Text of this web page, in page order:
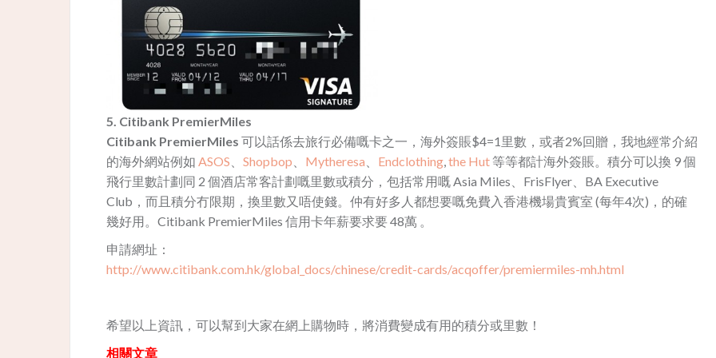
5. Citibank PremierMiles
Citibank PremierMiles 可以話係去旅行必備嘅卡之一，海外簽賬$4=1里數，或者2%回贈，我地經常介紹
的海外網站例如 ASOS Shopbop Mytheresa Endclothing,the Hut 等等都計海外簽賬。積分可以換 9 個
飛行里數計劃同 2 個酒店常客計劃嘅里數或積分，包括常用嘅 Asia Miles、FrisFlyer、BA Executive
Club，而且積分冇限期，換里數又唔使錢。仲有好多人都想要嘅免費入香港機場貴賓室 (每年4次)，的確
幾好用。Citibank PremierMiles 信用卡年薪要求要 48萬 。
申請網址：
http://www.citibank.com.hk/global_docs/chinese/credit-cards/acqoffer/premiermiles-mh.html
希望以上資訊，可以幫到大家在網上購物時，將消費變成有用的積分或里數！
相關文章